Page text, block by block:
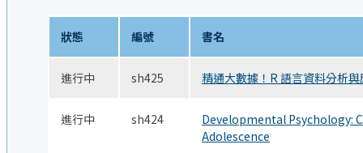
狀態 編號 書名
進行中 sh425 精通大數據！R 語言資料分析與
進行中 sh424
Developmental Psychology:
Adolescence